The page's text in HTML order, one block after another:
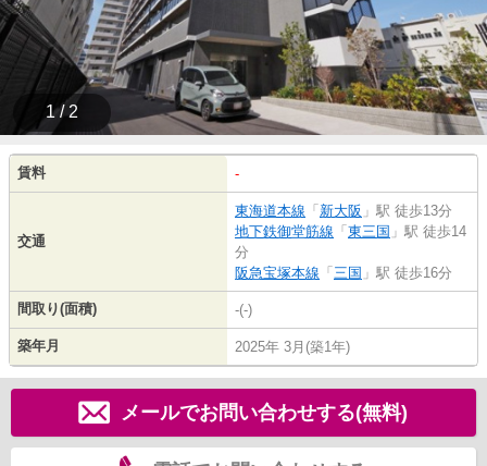
1 / 2
賃料 -
交通
東海道本線 「 新大阪 」駅 徒歩13分
地下鉄御堂筋線 「 東三国 」駅 徒歩14
分
阪急宝塚本線 「 三国 」駅 徒歩16分
間取り(面積) -(-)
築年月 2025年 3月(築1年)
メールでお問い合わせする(無料)